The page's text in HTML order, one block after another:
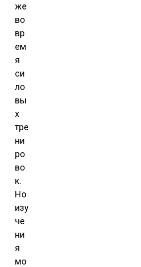
же
во
вр
ем
я
си
ло
вы
х
тре
ни
ро
во
к.
Но
изу
че
ни
я
мо